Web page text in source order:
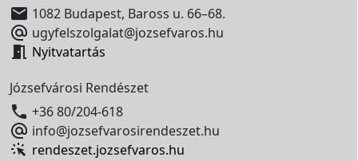
 1082 Budapest, Baross u. 66–68.
 ugyfelszolgalat@jozsefvaros.hu
 Nyitvatartás
Józsefvárosi Rendészet
 +36 80/204-618
 info@jozsefvarosirendeszet.hu
rendeszet.jozsefvaros.hu